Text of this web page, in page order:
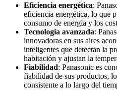
Eficiencia energética:
eficiencia energética, lo que
consumo de energía y los
Tecnología avanzada:
innovadoras en sus aires
inteligentes que detectan la
habitación y ajustan la
Fiabilidad: Panasonic es
fiabilidad de sus productos,
consistente a lo largo del